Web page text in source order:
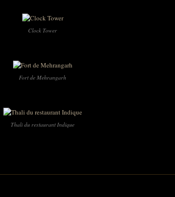
Clock Tower
Fort de Mehrangarh
Thali du restaurant Indique